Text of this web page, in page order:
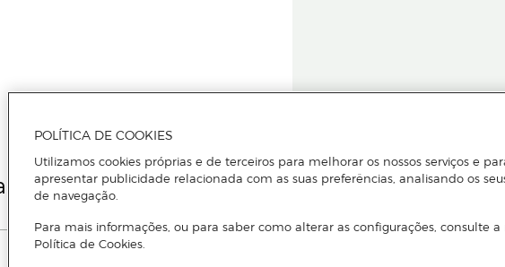
se registar ou
POLÍTICA DE COOKIES
Utilizamos cookies próprias e de terceiros para melhorar os nossos serviços e
apresentar publicidade relacionada com as suas preferências, analisando os
de navegação.
Para mais informações, ou para saber como alterar as configurações, consulte a
Política de Cookies.